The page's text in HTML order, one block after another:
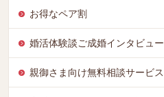
お得なペア割
婚活体験談ご成婚インタビュー
親御さま向け無料相談サービス